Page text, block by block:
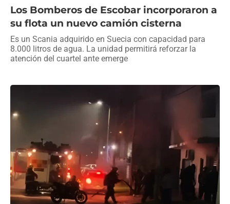
Los Bomberos de Escobar incorporaron a
su flota un nuevo camión cisterna
Es un Scania adquirido en Suecia con capacidad para
8.000 litros de agua. La unidad permitirá reforzar la
atención del cuartel ante emerge